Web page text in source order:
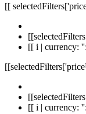
[[
[[ i | currency:
[[ i | currency: